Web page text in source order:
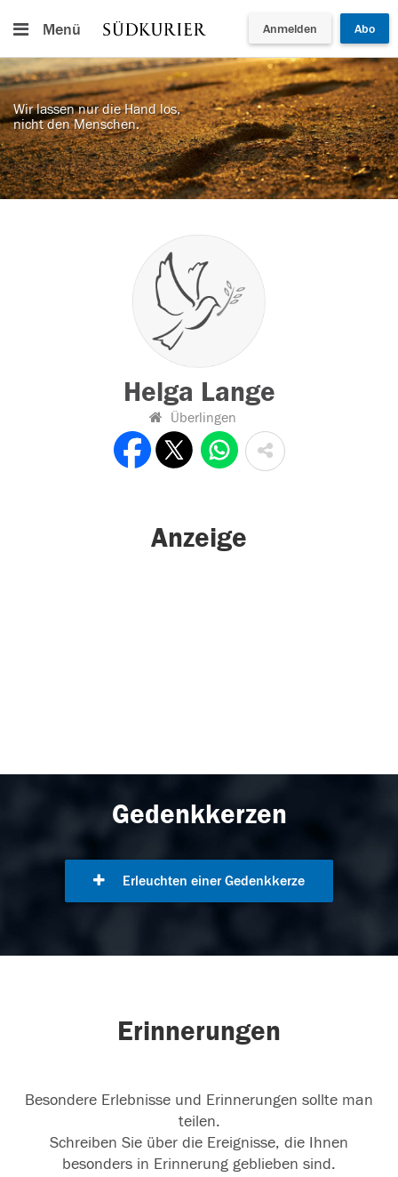
Menü Anmelden Abo
Wir lassen nur die Hand los,
nicht den Menschen.
Helga Lange
Überlingen
Anzeige
Gedenkkerzen
Erleuchten einer Gedenkkerze
Erinnerungen
Besondere Erlebnisse und Erinnerungen sollte man
teilen.
Schreiben Sie über die Ereignisse, die Ihnen
besonders in Erinnerung geblieben sind.